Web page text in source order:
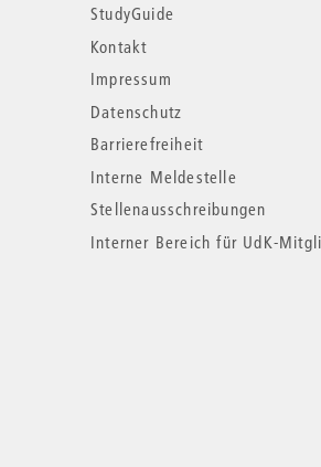
StudyGuide
Kontakt
Impressum
Datenschutz
Barrierefreiheit
Interne Meldestelle
Stellenausschreibungen
Interner Bereich für UdK-